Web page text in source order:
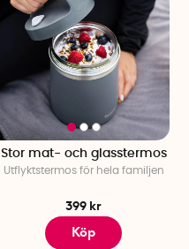
Stor mat- och glasstermos
Utflyktstermos för hela familjen
399 kr
Köp